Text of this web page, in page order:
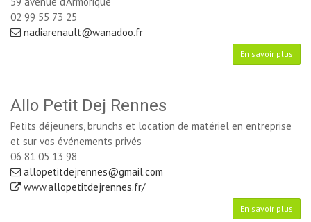
02 99 55 73 25
nadiarenault@wanadoo.fr
En savoir plus
Allo Petit Dej Rennes
Petits déjeuners, brunchs et location de matériel en entreprise
et sur vos événements privés
06 81 05 13 98
allopetitdejrennes@gmail.com
www.allopetitdejrennes.fr/
En savoir plus